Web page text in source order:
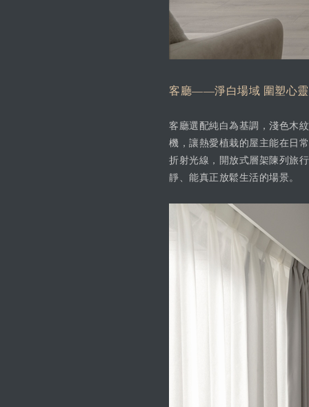
客廳——淨白場域 圍塑心
客廳選配純白為基調，淺色木
機，讓熱愛植栽的屋主能在日
折射光線，開放式層架陳列旅
靜、能真正放鬆生活的場景。